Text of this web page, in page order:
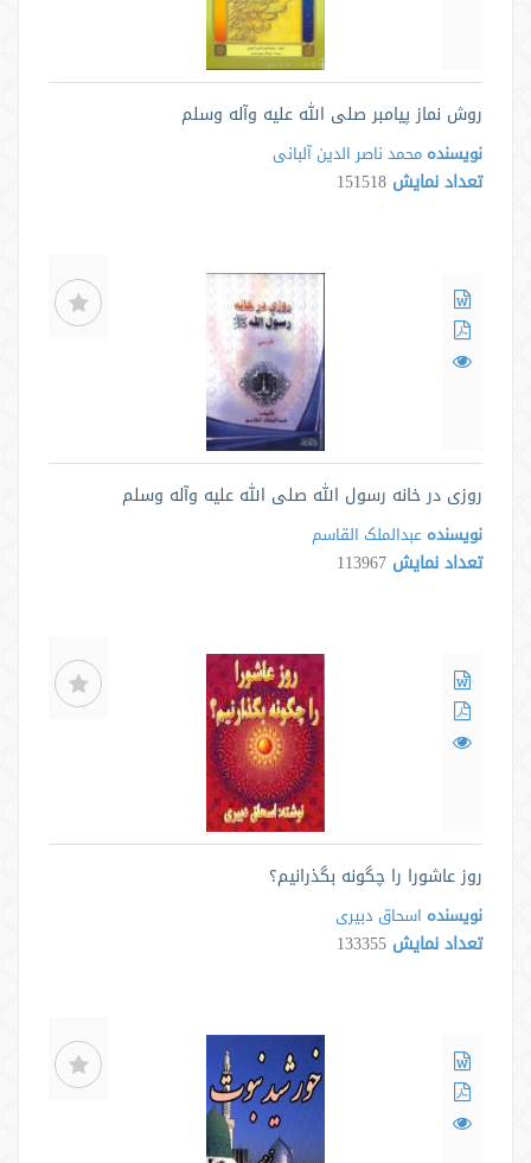
روش نماز پیامبر صلی الله علیه وآله وسلم
نویسنده محمد ناصر الدین آلبانی
تعداد نمایش 151518
روزی در خانه رسول الله صلی الله علیه وآله وسلم
نویسنده عبدالملک القاسم
تعداد نمایش 113967
روز عاشورا را چگونه بگذرانیم؟
نویسنده اسحاق دبیری
تعداد نمایش 133355